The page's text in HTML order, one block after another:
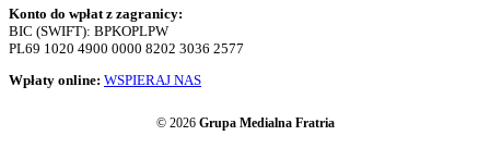
Konto do wpłat z zagranicy:
BIC (SWIFT): BPKOPLPW
PL69 1020 4900 0000 8202 3036 2577
Wpłaty online: WSPIERAJ NAS
© 2026 Grupa Medialna Fratria